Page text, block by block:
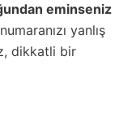
eminseniz
yanlış
dikkatli bir